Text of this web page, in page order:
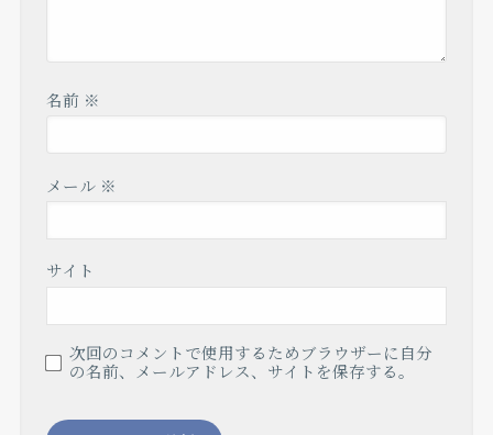
名前 ※
メール ※
サイト
次回のコメントで使用するためブラウザーに自分
の名前、メールアドレス、サイトを保存する。